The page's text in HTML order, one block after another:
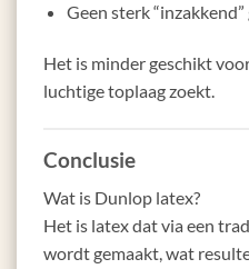
Geen sterk
Het is minder geschikt
luchtige toplaag zoekt.
Conclusie
Wat is Dunlop latex?
Het is latex dat via een
wordt gemaakt, wat